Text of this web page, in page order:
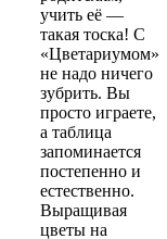
учить её —
такая тоска! С
«Цветариумом»
не надо ничего
зубрить. Вы
просто играете,
а таблица
запоминается
постепенно и
естественно.
Выращивая
цветы на